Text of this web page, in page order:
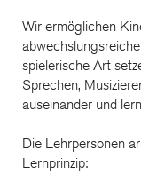
Wir ermöglichen
spielerische Art
Sprechen,
auseinander und
Die Lehrpersonen
Lernprinzip: